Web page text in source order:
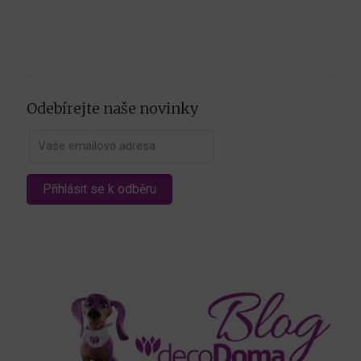
Odebírejte naše novinky